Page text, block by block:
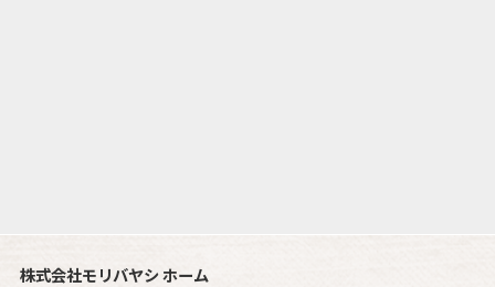
株式会社モリバヤシ ホーム